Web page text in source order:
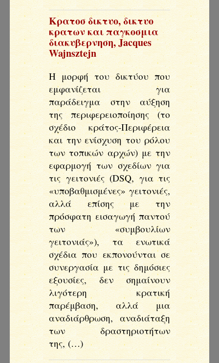
Κρατοσ δικτυο, δικτυο
κρατων και παγκοσμια
διακυβερνηση,Jacques
Wajnsztejn
Η μορφή του δικτύου που
εμφανίζεται για
παράδειγμα στην αύξηση
της περιφερειοποίησης (το
σχέδιο κράτος-Περιφέρεια
και την ενίσχυση του ρόλου
των τοπικών αρχών) με την
εφαρμογή των σχεδίων για
τις γειτονιές (DSQ, για τις
«υποβαθμισμένες» γειτονιές,
αλλά επίσης με την
πρόσφατη εισαγωγή παντού
των «συμβουλίων
γειτονιάς»), τα ενωτικά
σχέδια που εκπονούνται σε
συνεργασία με τις δημόσιες
εξουσίες, δεν σημαίνουν
λιγότερη κρατική
παρέμβαση, αλλά μια
αναδιάρθρωση, αναδιάταξη
των δραστηριοτήτων
της, (…)